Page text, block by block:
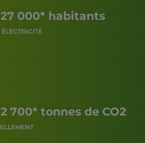
000* habitants
700* tonnes de CO2